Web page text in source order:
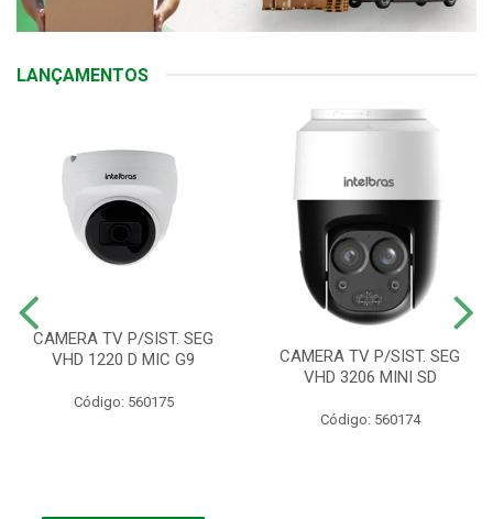
LANÇAMENTOS
CAMERA TV P/SIST. SEG
VHD 1220 D MIC G9
Código: 560175
CAMERA TV P/SIST. SEG
VHD 3206 MINI SD
Código: 560174